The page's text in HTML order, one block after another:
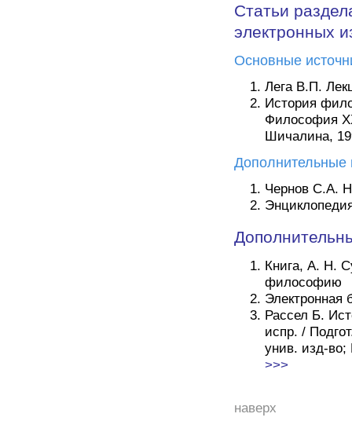
Статьи
электронных
Основные
Лега В.П.
История
Философия
Шичалина,
Дополнительные
Чернов С.А.
Книга, А. Н.
философию
Рассел Б.
испр. /
унив. изд-во;
>>>
наверх